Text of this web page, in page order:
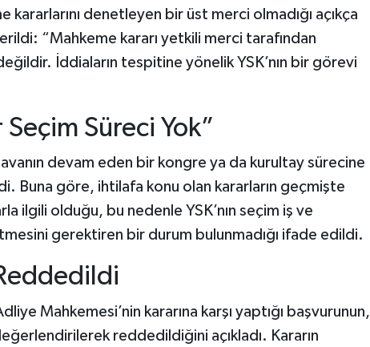
kararlarını denetleyen bir üst merci olmadığı açıkça
“Mahkeme kararı yetkili merci tarafından
İddiaların tespitine yönelik YSK’nın bir görevi
Süreci Yok”
devam eden bir kongre ya da kurultay sürecine
Buna göre, ihtilafa konu olan kararların geçmişte
ilgili olduğu, bu nedenle YSK’nın seçim iş ve
gerektiren bir durum bulunmadığı ifade edildi.
Mahkemesi’nin kararına karşı yaptığı başvurunun,
reddedildiğini açıkladı. Kararın